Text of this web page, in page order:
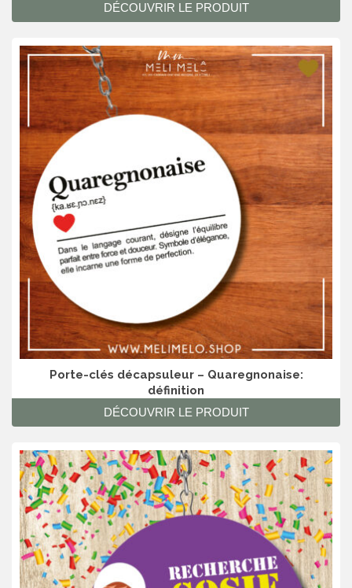
DÉCOUVRIR LE PRODUIT
Porte-clés décapsuleur – Quaregnonaise:
définition
DÉCOUVRIR LE PRODUIT